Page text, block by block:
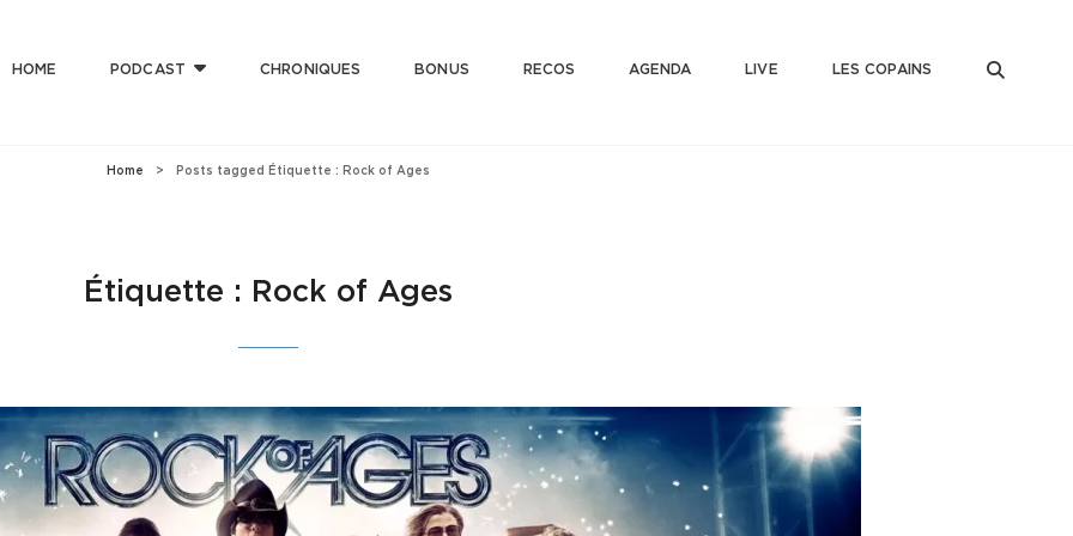
HOME PODCAST CHRONIQUES BONUS RECOS AGENDA LIVE LES COPAINS
Home > Posts tagged Étiquette : Rock of Ages
Étiquette : Rock of Ages